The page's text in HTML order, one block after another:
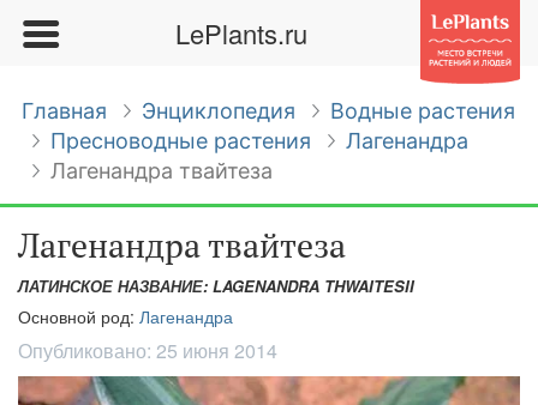
LePlants.ru
Главная Энциклопедия
Водные растения
Пресноводные растения
Лагенандра
Лагенандра твайтеза
Лагенандра твайтеза
ЛАТИНСКОЕ НАЗВАНИЕ: LAGENANDRA THWAITESII
Основной род: Лагенандра
Опубликовано: 25 июня 2014